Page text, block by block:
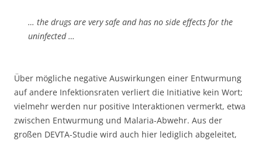
… the drugs are very safe and has no side effects for the
uninfected …
Über mögliche negative Auswirkungen einer Entwurmung
auf andere Infektionsraten verliert die Initiative kein Wort;
vielmehr werden nur positive Interaktionen vermerkt, etwa
zwischen Entwurmung und Malaria-Abwehr. Aus der
großen DEVTA-Studie wird auch hier lediglich abgeleitet,